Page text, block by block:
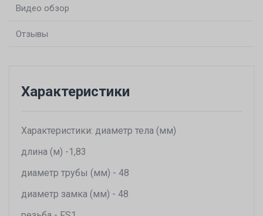
Видео обзор
Отзывы
Характеристики
Характеристики: диаметр тела (мм)
длина (м) -1,83
диаметр трубы (мм) - 48
диаметр замка (мм) - 48